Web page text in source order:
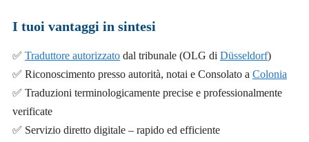
I tuoi vantaggi in sintesi
✅ Traduttore autorizzato dal tribunale (OLG di Düsseldorf)
✅ Riconoscimento presso autorità, notai e Consolato a Colonia
✅ Traduzioni terminologicamente precise e professionalmente
verificate
✅ Servizio diretto digitale – rapido ed efficiente